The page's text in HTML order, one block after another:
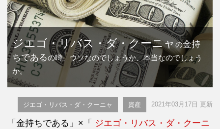
ジエゴ・リバス・ダ・クーニャの金持
ちであるの噂、ウソなのでしょうか、本当なのでしょう
か。
ジエゴ・リバス・ダ・クーニャ 資産 2021年03月17日 更新
「金持ちである」×「 ジエゴ・リバス・ダ・クーニ